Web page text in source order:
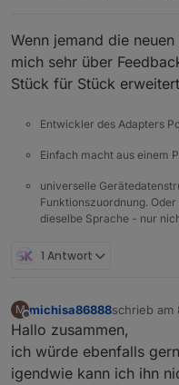
Wenn jemand die
mich sehr über
Stück für Stück
Entwickler des Adapters
Einfach macht aus einem
universelle
Funktionszuordnung.
dieselbe Sprache - nur
1 Antwort
M
Offline
michisa86888schrieb am
zuletzt
Hallo zusammen,
ich würde ebenfalls
igendwie kann ich ihn